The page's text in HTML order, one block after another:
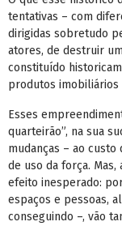
tentativas – com
dirigidas sobretudo
atores, de destruir
constituído
produtos imobiliários
Esses
quarteirão”, na sua
mudanças – ao
de uso da força.
efeito inesperado:
espaços e pessoas,
conseguindo –, vão